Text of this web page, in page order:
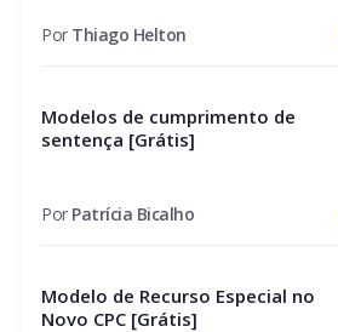
Por Thiago Helton
Modelos de cumprimento de
sentença [Grátis]
Por Patrícia Bicalho
Modelo de Recurso Especial no
Novo CPC [Grátis]